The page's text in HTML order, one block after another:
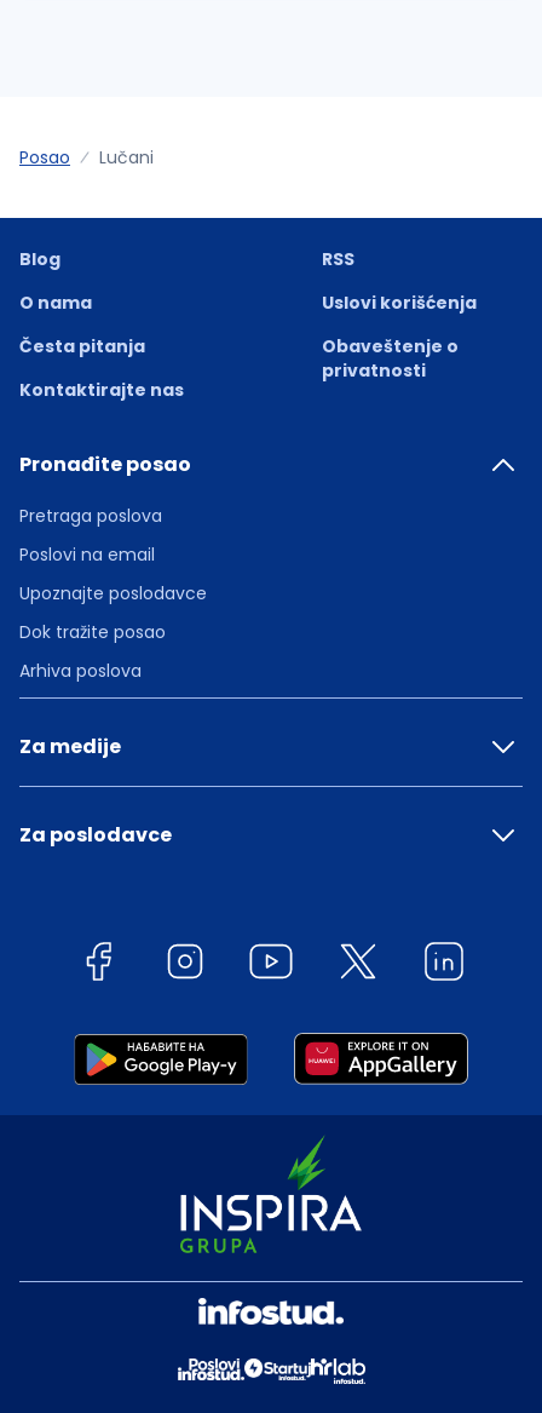
Posao Lučani
Blog
O nama
Česta pitanja
Kontaktirajte nas
RSS
Uslovi korišćenja
Obaveštenje o
privatnosti
Pronađite posao
Pretraga poslova
Poslovi na email
Upoznajte poslodavce
Dok tražite posao
Arhiva poslova
Za medije
Za poslodavce